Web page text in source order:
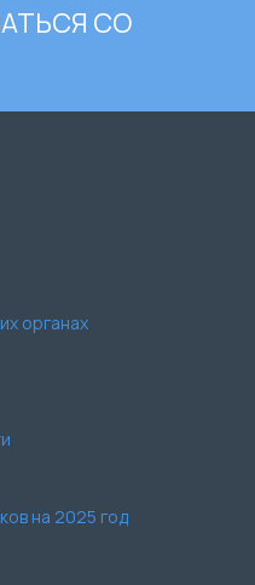
СО
органах
на 2025 год